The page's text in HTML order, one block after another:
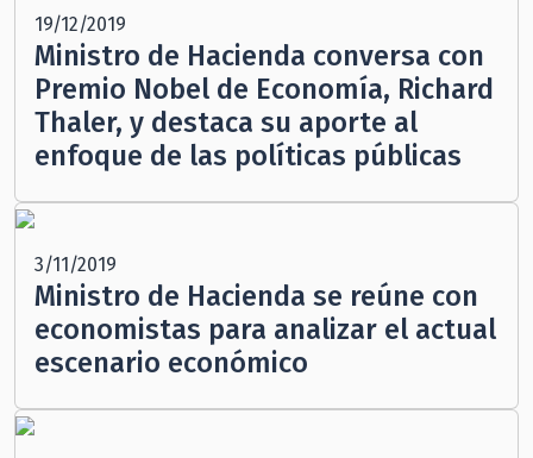
19/12/2019
Ministro de Hacienda conversa con
Premio Nobel de Economía, Richard
Thaler, y destaca su aporte al
enfoque de las políticas públicas
3/11/2019
Ministro de Hacienda se reúne con
economistas para analizar el actual
escenario económico